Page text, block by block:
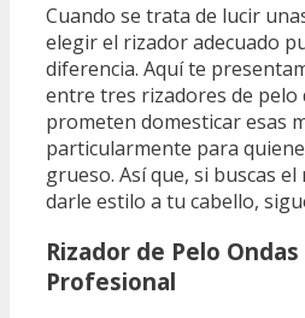
Cuando se trata de lucir
elegir el rizador adecuado
diferencia. Aquí te
entre tres rizadores de pelo
prometen domesticar esas
particularmente para
grueso. Así que, si buscas
darle estilo a tu cabello,
Rizador de Pelo
Profesional